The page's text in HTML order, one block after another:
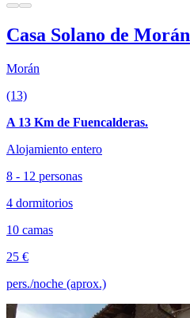
Casa Solano de Morán
Morán
(13)
A 13 Km de Fuencalderas.
Alojamiento entero
8 - 12 personas
4 dormitorios
10 camas
25 €
pers./noche (aprox.)